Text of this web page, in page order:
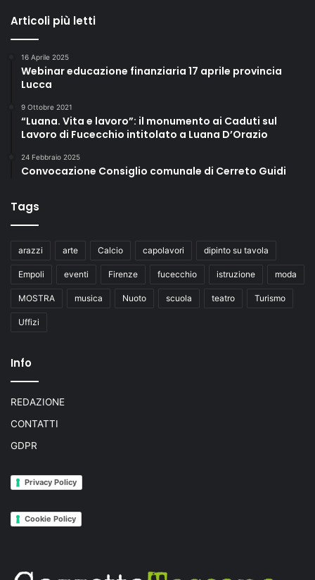
Articoli più letti
16 Aprile 2025
Webinar educazione finanziaria 17 aprile provincia
Lucca
9 Ottobre 2021
“Luana. Vita e lavoro”: il monumento ai Caduti sul
Lavoro di Fucecchio intitolato a Luana D’Orazio
24 Febbraio 2025
Convocazione Consiglio comunale di Cerreto Guidi
Tags
arazzi arte Calcio capolavori dipinto su tavola
Empoli eventi Firenze fucecchio istruzione moda
MOSTRA musica Nuoto scuola teatro Turismo
Uffizi
Info
REDAZIONE
CONTATTI
GDPR
Privacy Policy
Cookie Policy